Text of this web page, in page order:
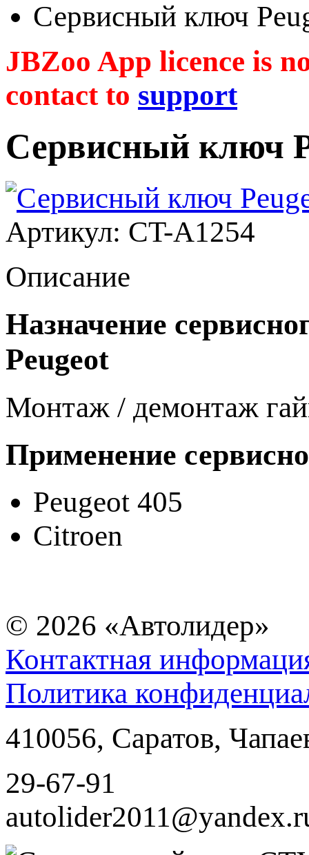
Сервисный ключ
JBZoo App licence is
contact to support
Сервисный ключ
Артикул: CT-A1254
Описание
Назначение
Peugeot
Монтаж / демонтаж
Применение
Peugeot 405
Citroen
© 2026 «Автолидер»
Контактная
Политика
410056, Саратов,
29-67-91